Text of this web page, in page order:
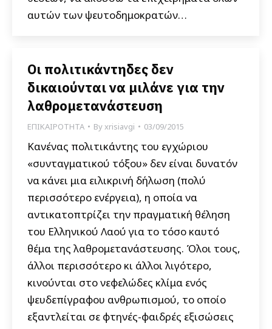
αυτών των ψευτοδημοκρατών…
Οι πολιτικάντηδες δεν
δικαιούνται να μιλάνε για την
λαθρομετανάστευση
ΕΠΙΚΑΙΡΟΤΗΤΑ Byxrisiavgi 03/09/2015
Κανένας πολιτικάντης του εγχώριου
«συνταγματικού τόξου» δεν είναι δυνατόν
να κάνει μια ειλικρινή δήλωση (πολύ
περισσότερο ενέργεια), η οποία να
αντικατοπτρίζει την πραγματική θέληση
του Ελληνικού Λαού για το τόσο καυτό
θέμα της λαθρομετανάστευσης. Όλοι τους,
άλλοι περισσότερο κι άλλοι λιγότερο,
κινούνται στο νεφελώδες κλίμα ενός
ψευδεπίγραφου ανθρωπισμού, το οποίο
εξαντλείται σε φτηνές-φαιδρές εξισώσεις